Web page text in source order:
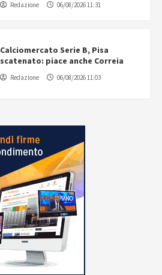
Redazione 06/08/2026 11:31
Calciomercato Serie B, Pisa
scatenato: piace anche Correia
Redazione 06/08/2026 11:03